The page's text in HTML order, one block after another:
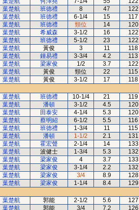
葉楚航 班德禮 8 47 122
葉楚航 班德禮 6-1/4 15 117
葉楚航 班德禮 頸位 14 120
葉楚航 希威森 3-1/2 16 122
葉楚航 班德禮 5-1/2 23 122
葉楚航 黃俊 3 11 118
葉楚航 鍾易禮 3-3/4 4.2 113
葉楚航 梁家俊 1/2 3.7 122
葉楚航 黃俊 頸位 22 115
葉楚航 黃俊 3-1/2 17 118
葉楚航 班德禮 10-1/4 21 119
葉楚航 潘頓 3-1/2 4.5 120
葉楚航 田泰安 4-1/4 5.3 120
葉楚航 蔡明紹 6-1/2 5.5 116
葉楚航 班德禮 1-3/4 11 115
葉楚航 潘頓 1-1/2 2.1 131
葉楚航 霍宏聲 2-1/4 14 133
葉楚航 波健士 1-3/4 5.3 132
葉楚航 梁家俊 4 3.7 133
葉楚航 梁家俊 3-1/4 2.2 132
葉楚航 梁家俊 3/4 8.9 128
葉楚航 梁家俊 1-1/4 8.4 129
葉楚航 郭能 2-1/2 5.6 127
葉楚航 郭能 3/4 7.2 126